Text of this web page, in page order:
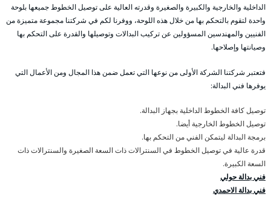
الداخلية والخارجية والكبيرة والصغيرة وقدرته العالية على توصيل الخطوط جميعها بلوحة
واحدة لتقوم بالتحكم بها من خلال هذه اللوحة، ووفرنا لكم في شركتنا مجموعة متميزة من
الفنيين والمهندسين المسؤولين عن تركيب البدالات وتوصيلها والقدرة على التحكم بها
وصيانتها وإصلاحها.
فتعتبر شركتنا الشركة الأولى من نوعها التي تعمل ضمن هذا المجال ومن الأعمال التي
يوفرها فني البدالة:
توصيل كافة الخطوط الداخلية بجهاز البدالة.
توصيل الخطوط الخارجية أيضا.
برمجة البدالة ليتمكن الفني من التحكم بها.
قدرة عالية في توصيل الخطوط في السنترالات ذات السعة الصغيرة والسنترالات ذات
السعة الكبيرة.
فني بدالة حولي
فني بدالة الاحمدي